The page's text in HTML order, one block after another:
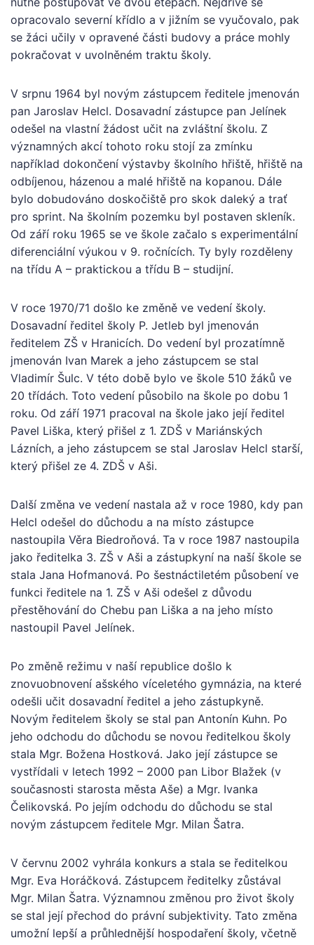
opracovalo severní křídlo a v jižním se vyučovalo, pak
se žáci učily v opravené části budovy a práce mohly
pokračovat v uvolněném traktu školy.
V srpnu 1964 byl novým zástupcem ředitele jmenován
pan Jaroslav Helcl. Dosavadní zástupce pan Jelínek
odešel na vlastní žádost učit na zvláštní školu. Z
významných akcí tohoto roku stojí za zmínku
například dokončení výstavby školního hřiště, hřiště na
odbíjenou, házenou a malé hřiště na kopanou. Dále
bylo dobudováno doskočiště pro skok daleký a trať
pro sprint. Na školním pozemku byl postaven skleník.
Od září roku 1965 se ve škole začalo s experimentální
diferenciální výukou v 9. ročnících. Ty byly rozděleny
na třídu A – praktickou a třídu B – studijní.
V roce 1970/71 došlo ke změně ve vedení školy.
Dosavadní ředitel školy P. Jetleb byl jmenován
ředitelem ZŠ v Hranicích. Do vedení byl prozatímně
jmenován Ivan Marek a jeho zástupcem se stal
Vladimír Šulc. V této době bylo ve škole 510 žáků ve
20 třídách. Toto vedení působilo na škole po dobu 1
roku. Od září 1971 pracoval na škole jako její ředitel
Pavel Liška, který přišel z 1. ZDŠ v Mariánských
Lázních, a jeho zástupcem se stal Jaroslav Helcl starší,
který přišel ze 4. ZDŠ v Aši.
Další změna ve vedení nastala až v roce 1980, kdy pan
Helcl odešel do důchodu a na místo zástupce
nastoupila Věra Biedroňová. Ta v roce 1987 nastoupila
jako ředitelka 3. ZŠ v Aši a zástupkyní na naší škole se
stala Jana Hofmanová. Po šestnáctiletém působení ve
funkci ředitele na 1. ZŠ v Aši odešel z důvodu
přestěhování do Chebu pan Liška a na jeho místo
nastoupil Pavel Jelínek.
Po změně režimu v naší republice došlo k
znovuobnovení ašského víceletého gymnázia, na které
odešli učit dosavadní ředitel a jeho zástupkyně.
Novým ředitelem školy se stal pan Antonín Kuhn. Po
jeho odchodu do důchodu se novou ředitelkou školy
stala Mgr. Božena Hostková. Jako její zástupce se
vystřídali v letech 1992 – 2000 pan Libor Blažek (v
současnosti starosta města Aše) a Mgr. Ivanka
Čelikovská. Po jejím odchodu do důchodu se stal
novým zástupcem ředitele Mgr. Milan Šatra.
V červnu 2002 vyhrála konkurs a stala se ředitelkou
Mgr. Eva Horáčková. Zástupcem ředitelky zůstával
Mgr. Milan Šatra. Významnou změnou pro život školy
se stal její přechod do právní subjektivity. Tato změna
umožní lepší a průhlednější hospodaření školy, včetně